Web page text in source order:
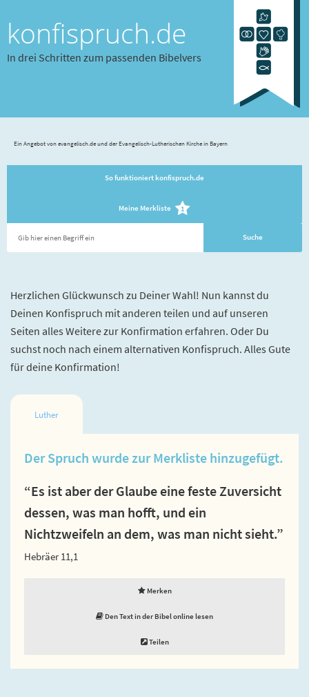
konfispruch.de
In drei Schritten zum passenden Bibelvers
Ein Angebot von evangelisch.de und der Evangelisch-Lutherischen Kirche in Bayern
So funktioniert konfispruch.de
Meine Merkliste 1
Herzlichen Glückwunsch zu Deiner Wahl! Nun kannst du
Deinen Konfispruch mit anderen teilen und auf unseren
Seiten alles Weitere zur Konfirmation erfahren. Oder Du
suchst noch nach einem alternativen Konfispruch. Alles Gute
für deine Konfirmation!
Luther
Der Spruch wurde zur Merkliste hinzugefügt.
“Es ist aber der Glaube eine feste Zuversicht
dessen, was man hofft, und ein
Nichtzweifeln an dem, was man nicht sieht.”
Hebräer 11,1
Merken
Den Text in der Bibel online lesen
Teilen